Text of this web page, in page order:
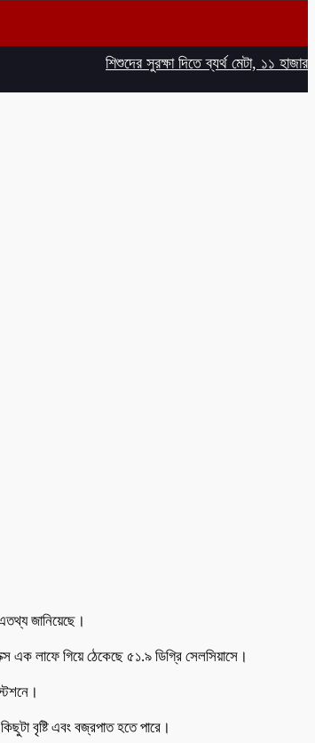
শিশুদের সুরক্ষা দিতে ব্যর্থ মেটা, ১১ হাজার কোটি
জানিয়েছে।
এক লাফে গিয়ে ঠেকেছে ৫১.৯ ডিগ্রি সেলসিয়াসে।
বৃষ্টি এবং বজ্রপাত হতে পারে।